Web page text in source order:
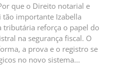
que o Direito notarial e
tão importante Izabella
tributária reforça o papel do
na segurança fiscal. O
a prova e o registro se
no novo sistema...